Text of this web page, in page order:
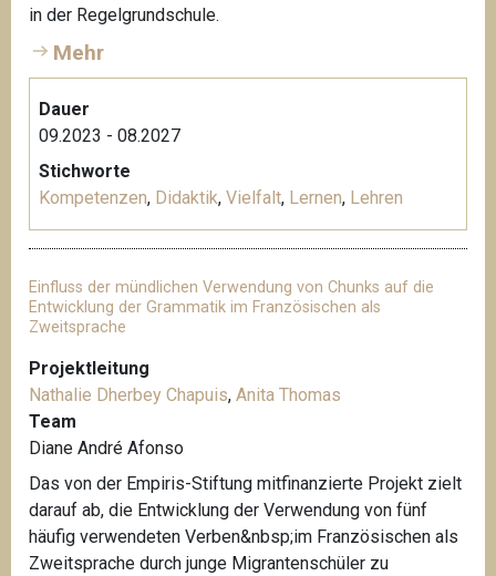
in der Regelgrundschule.
Mehr
Dauer
09.2023 - 08.2027
Stichworte
Kompetenzen, Didaktik, Vielfalt, Lernen, Lehren
Einfluss der mündlichen Verwendung von Chunks auf die
Entwicklung der Grammatik im Französischen als
Zweitsprache
Projektleitung
Nathalie Dherbey Chapuis, Anita Thomas
Team
Diane André Afonso
Das von der Empiris-Stiftung mitfinanzierte Projekt zielt
darauf ab, die Entwicklung der Verwendung von fünf
häufig verwendeten Verben&nbsp;im Französischen als
Zweitsprache durch junge Migrantenschüler zu